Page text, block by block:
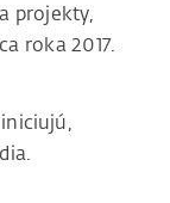
projekty,
roka 2017.